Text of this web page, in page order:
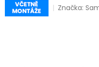
Značka: